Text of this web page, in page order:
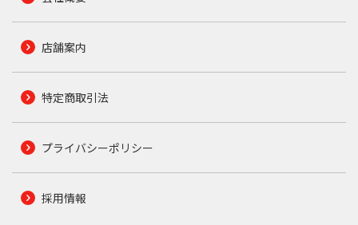
店舗案内
特定商取引法
プライバシーポリシー
採用情報